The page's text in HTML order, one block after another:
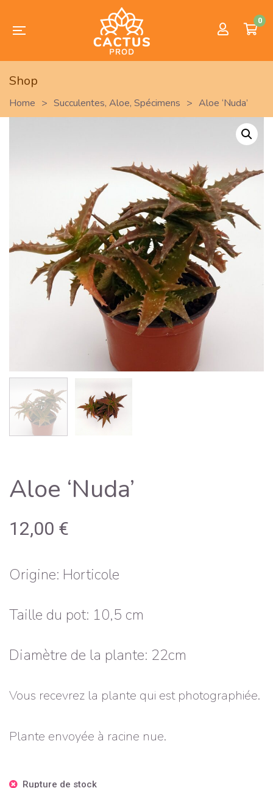
0
Shop
Home > Succulentes, Aloe, Spécimens > Aloe ‘Nuda’
Aloe ‘Nuda’
12,00 €
Origine: Horticole
Taille du pot: 10,5 cm
Diamètre de la plante: 22cm
Vous recevrez la plante qui est photographiée.
Plante envoyée à racine nue.
Rupture de stock